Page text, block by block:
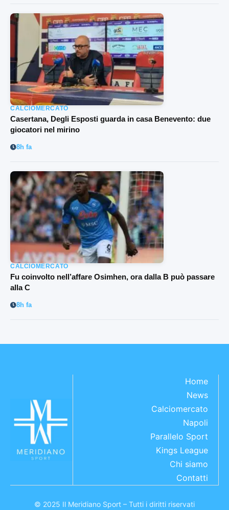
CALCIOMERCATO
Casertana, Degli Esposti guarda in casa Benevento: due
giocatori nel mirino
8h fa
CALCIOMERCATO
Fu coinvolto nell’affare Osimhen, ora dalla B può passare
alla C
8h fa
Home
News
Calciomercato
Napoli
Parallelo Sport
Kings League
Chi siamo
Contatti
© 2025 Il Meridiano Sport – Tutti i diritti riservati